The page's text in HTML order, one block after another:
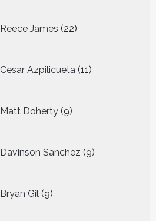
Reece James 22
producten
Cesar Azpilicueta 11
producten
Matt Doherty 9
producten
Davinson Sanchez 9
producten
Bryan Gil 9
producten